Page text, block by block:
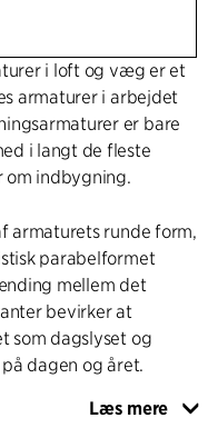
i loft og væg er et
armaturer i arbejdet
er bare
i langt de fleste
om indbygning.
armaturets runde form,
parabelformet
mellem det
bevirker at
som dagslyset og
dagen og året.
i et tæt og
Læs mere